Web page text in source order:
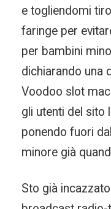
e togliendomi
faringe per
per bambini
dichiarando una
Voodoo slot
gli utenti del sito
ponendo fuori
minore già
Sto già